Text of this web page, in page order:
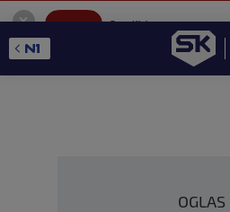
SportKlub
GET - On the Google Play
OGLAS